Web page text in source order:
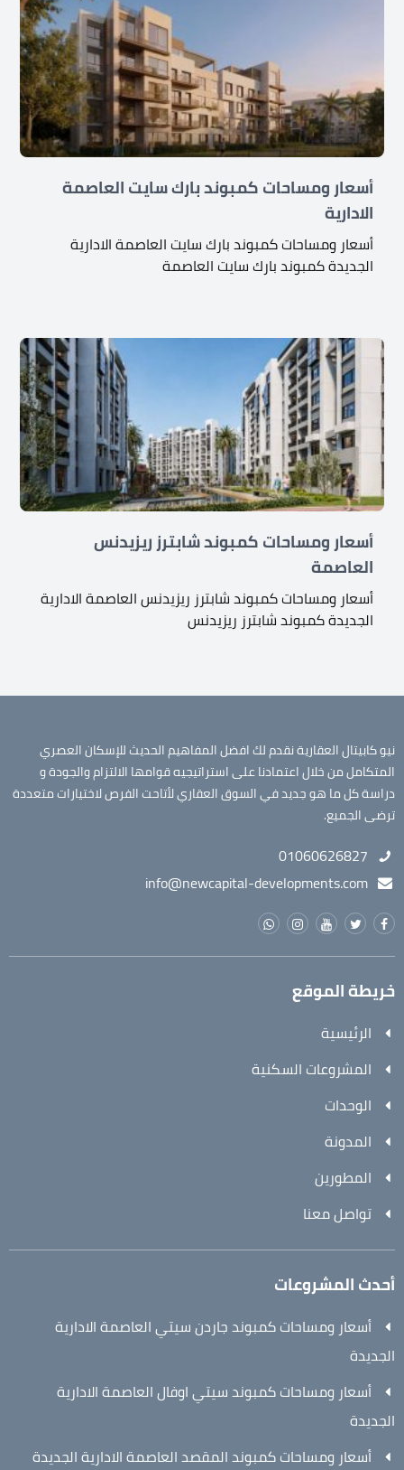
أسعار ومساحات كمبوند بارك سايت العاصمة
الادارية
أسعار ومساحات كمبوند بارك سايت العاصمة الادارية
الجديدة كمبوند بارك سايت العاصمة
أسعار ومساحات كمبوند شابترز ريزيدنس
العاصمة
أسعار ومساحات كمبوند شابترز ريزيدنس العاصمة الادارية
الجديدة كمبوند شابترز ريزيدنس
نيو كابيتال العقارية نقدم لك افضل المفاهيم الحديث للإسكان العصري
المتكامل من خلال اعتمادنا على استراتيجيه قوامها الالتزام والجودة و
دراسة كل ما هو جديد في السوق العقاري لأتاحت الفرص لاختيارات متعددة
ترضى الجميع.
01060626827
info@newcapital-developments.com
خريطة الموقع
الرئيسية
المشروعات السكنية
الوحدات
المدونة
المطورين
تواصل معنا
أحدث المشروعات
أسعار ومساحات كمبوند جاردن سيتي العاصمة الادارية
الجديدة
أسعار ومساحات كمبوند سيتي اوفال العاصمة الادارية
الجديدة
أسعار ومساحات كمبوند المقصد العاصمة الادارية الجديدة